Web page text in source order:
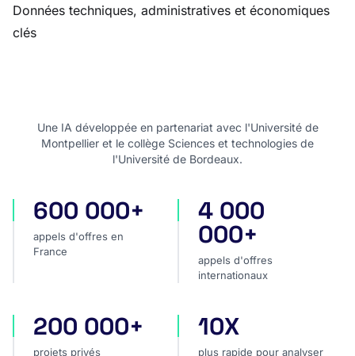
Données techniques, administratives et économiques
clés
Une IA développée en partenariat avec l'Université de
Montpellier et le collège Sciences et technologies de
l'Université de Bordeaux.
appels d'offres en France
600 000+
appels d'offres en
France
appels d'offres
4 000
000+
appels d'offres
internationaux
projets privés
200 000+
projets privés
plus rapide pour analyser
10X
plus rapide pour analyser